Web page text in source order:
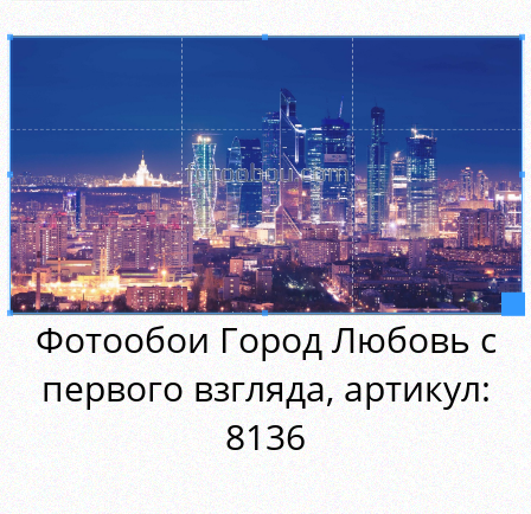
Фотообои Город Любовь с
первого взгляда, aртикул:
8136